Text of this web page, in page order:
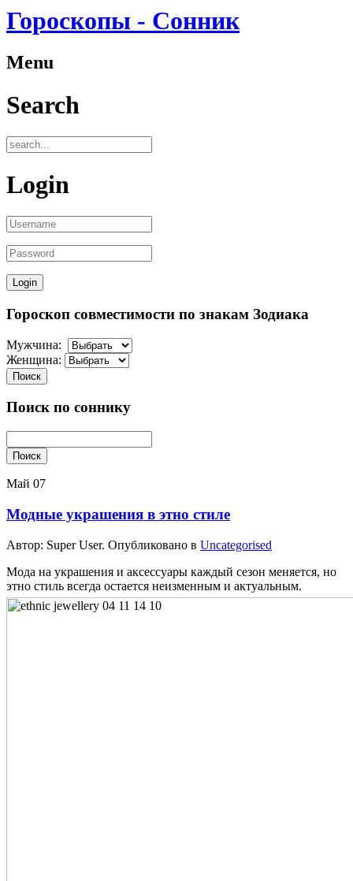
Гороскопы - Сонник
Menu
Search
Login
Гороскоп совместимости по знакам Зодиака
Мужчина:
Женщина:
Поиск
Поиск по соннику
Поиск
Май 07
Модные украшения в этно стиле
Автор: Super User. Опубликовано в Uncategorised
Мода на украшения и аксессуары каждый сезон меняется, но
этно стиль всегда остается неизменным и актуальным.